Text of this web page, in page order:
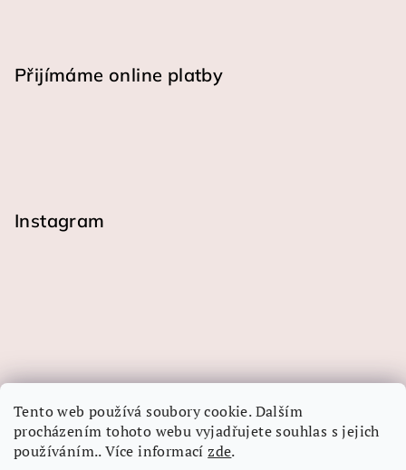
Tento web používá soubory cookie. Dalším
procházením tohoto webu vyjadřujete souhlas s jejich
používáním.. Více informacízde.
Přijímáme online platby
Instagram